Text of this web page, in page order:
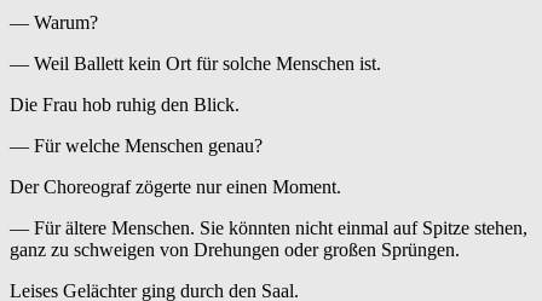
— Warum?
— Weil Ballett kein Ort für solche Menschen ist.
Die Frau hob ruhig den Blick.
— Für welche Menschen genau?
Der Choreograf zögerte nur einen Moment.
— Für ältere Menschen. Sie könnten nicht einmal auf Spitze stehen,
ganz zu schweigen von Drehungen oder großen Sprüngen.
Leises Gelächter ging durch den Saal.